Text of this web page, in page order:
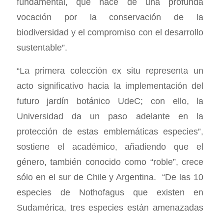
vocación por la conservación de la
biodiversidad y el compromiso con el desarrollo
sustentable”.
“La primera colección ex situ representa un
acto significativo hacia la implementación del
futuro jardín botánico UdeC; con ello, la
Universidad da un paso adelante en la
protección de estas emblemáticas especies”,
sostiene el académico, añadiendo que el
género, también conocido como “roble”, crece
sólo en el sur de Chile y Argentina. “De las 10
especies de Nothofagus que existen en
Sudamérica, tres especies están amenazadas